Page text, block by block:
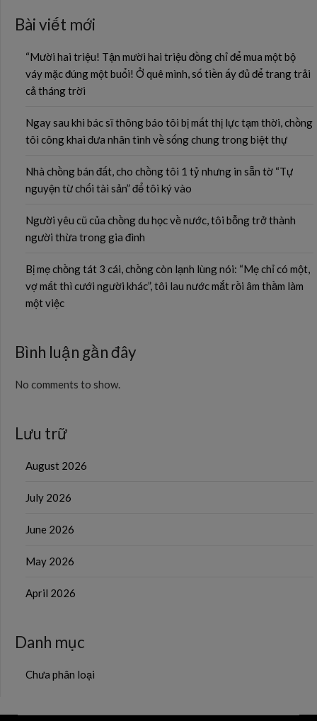
Bài viết mới
“Mười hai triệu! Tận mười hai triệu đồng chỉ để mua một bộ
váy mặc đúng một buổi! Ở quê mình, số tiền ấy đủ để trang trải
cả tháng trời
Ngay sau khi bác sĩ thông báo tôi bị mất thị lực tạm thời, chồng
tôi công khai đưa nhân tình về sống chung trong biệt thự
Nhà chồng bán đất, cho chồng tôi 1 tỷ nhưng in sẵn tờ “Tự
nguyện từ chối tài sản” để tôi ký vào
Người yêu cũ của chồng du học về nước, tôi bỗng trở thành
người thừa trong gia đình
Bị mẹ chồng tát 3 cái, chồng còn lạnh lùng nói: “Mẹ chỉ có một,
vợ mất thì cưới người khác”, tôi lau nước mắt rồi âm thầm làm
một việc
Bình luận gần đây
No comments to show.
Lưu trữ
August 2026
July 2026
June 2026
May 2026
April 2026
Danh mục
Chưa phân loại